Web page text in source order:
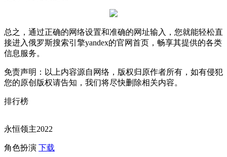
总之，通过正确的网络设置和准确的网址输入，您就能轻松直
接进入俄罗斯搜索引擎yandex的官网首页，畅享其提供的各类
信息服务。
免责声明：以上内容源自网络，版权归原作者所有，如有侵犯
您的原创版权请告知，我们将尽快删除相关内容。
排行榜
永恒领主2022
角色扮演 下载